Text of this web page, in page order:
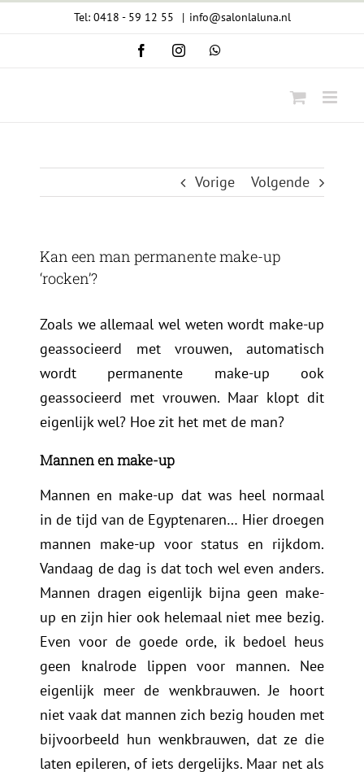
Tel: 0418 - 59 12 55 | info@salonlaluna.nl
FacebookInstagramWhatsApp
Vorige Volgende
Kan een man permanente make-up
‘rocken’?
Zoals we allemaal wel weten wordt make-up
geassocieerd met vrouwen, automatisch
wordt permanente make-up ook
geassocieerd met vrouwen. Maar klopt dit
eigenlijk wel? Hoe zit het met de man?
Mannen en make-up
Mannen en make-up dat was heel normaal
in de tijd van de Egyptenaren… Hier droegen
mannen make-up voor status en rijkdom.
Vandaag de dag is dat toch wel even anders.
Mannen dragen eigenlijk bijna geen make-
up en zijn hier ook helemaal niet mee bezig.
Even voor de goede orde, ik bedoel heus
geen knalrode lippen voor mannen. Nee
eigenlijk meer de wenkbrauwen. Je hoort
niet vaak dat mannen zich bezig houden met
bijvoorbeeld hun wenkbrauwen, dat ze die
laten epileren, of iets dergelijks. Maar net als